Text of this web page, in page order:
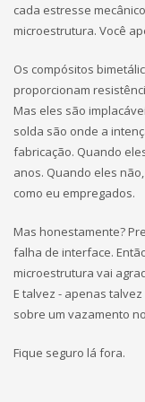
cada estresse
microestrutura. Você
Os compósitos
proporcionam
Mas eles são
solda são onde a
fabricação. Quando
anos. Quando eles
como eu empregados.
Mas honestamente?
falha de interface.
microestrutura vai
E talvez - apenas
sobre um vazamento
Fique seguro lá fora.